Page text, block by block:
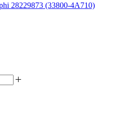
28229873 (33800-4A710)